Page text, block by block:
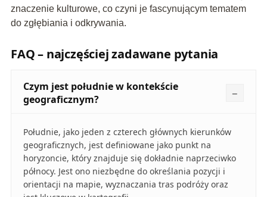
znaczenie kulturowe, co czyni je fascynującym tematem
do zgłębiania i odkrywania.
FAQ – najczęściej zadawane pytania
Czym jest południe w kontekście
geograficznym?
Południe, jako jeden z czterech głównych kierunków
geograficznych, jest definiowane jako punkt na
horyzoncie, który znajduje się dokładnie naprzeciwko
północy. Jest ono niezbędne do określania pozycji i
orientacji na mapie, wyznaczania tras podróży oraz